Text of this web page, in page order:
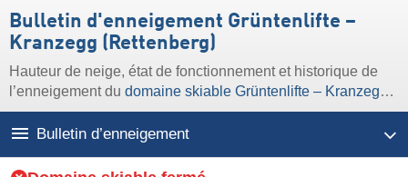
Bulletin d'enneigement Grüntenlifte –
Kranzegg (Rettenberg)
Hauteur de neige, état de fonctionnement et historique de
l’enneigement du domaine skiable Grüntenlifte – Kranzegg
(Rettenberg)
Bulletin d’enneigement